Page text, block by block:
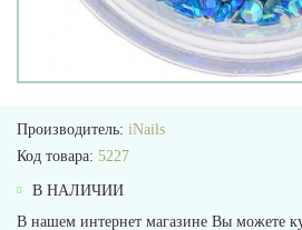
Производитель: iNails
Код товара: 5227
В НАЛИЧИИ
В нашем интернет магазине Вы можете